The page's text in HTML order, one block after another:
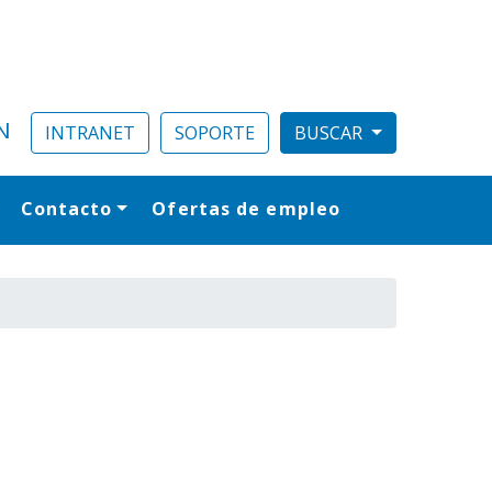
INTRANET SOPORTE
Contacto Ofertas de empleo